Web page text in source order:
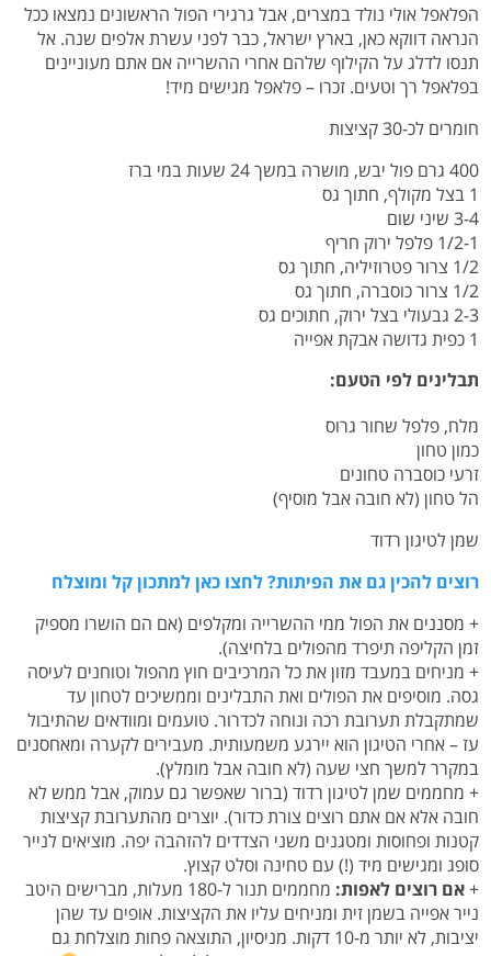
הפלאפל אולי נולד במצרים, אבל גרגירי הפול הראשונים נמצאו ככל
הנראה דווקא כאן, בארץ ישראל, כבר לפני עשרת אלפים שנה. אל
תנסו לדלג על הקילוף שלהם אחרי ההשרייה אם אתם מעוניינים
בפלאפל רך וטעים. זכרו – פלאפל מגישים מיד!
חומרים לכ-30 קציצות
400 גרם פול יבש, מושרה במשך 24 שעות במי ברז
1 בצל מקולף, חתוך גס
3-4 שיני שום
1/2-1 פלפל ירוק חריף
1/2 צרור פטרוזיליה, חתוך גס
1/2 צרור כוסברה, חתוך גס
2-3 גבעולי בצל ירוק, חתוכים גס
1 כפית גדושה אבקת אפייה
תבלינים לפי הטעם:
מלח, פלפל שחור גרוס
כמון טחון
זרעי כוסברה טחונים
הל טחון (לא חובה אבל מוסיף)
שמן לטיגון רדוד
רוצים להכין גם את הפיתות? לחצו כאן למתכון קל ומוצלח
+ מסננים את הפול ממי ההשרייה ומקלפים (אם הם הושרו מספיק
זמן הקליפה תיפרד מהפולים בלחיצה).
+ מניחים במעבד מזון את כל המרכיבים חוץ מהפול וטוחנים לעיסה
גסה. מוסיפים את הפולים ואת התבלינים וממשיכים לטחון עד
שמתקבלת תערובת רכה ונוחה לכדרור. טועמים ומוודאים שהתיבול
עז – אחרי הטיגון הוא יירגע משמעותית. מעבירים לקערה ומאחסנים
במקרר למשך חצי שעה (לא חובה אבל מומלץ).
+ מחממים שמן לטיגון רדוד (ברור שאפשר גם עמוק, אבל ממש לא
חובה אלא אם אתם רוצים צורת כדור). יוצרים מהתערובת קציצות
קטנות ופחוסות ומטגנים משני הצדדים להזהבה יפה. מוציאים לנייר
סופג ומגישים מיד (!) עם טחינה וסלט קצוץ.
+אם רוצים לאפות:
מחממים תנור ל-180 מעלות, מברישים היטב
נייר אפייה בשמן זית ומניחים עליו את הקציצות. אופים עד שהן
יציבות, לא יותר מ-10 דקות. מניסיון, התוצאה פחות מוצלחת גם